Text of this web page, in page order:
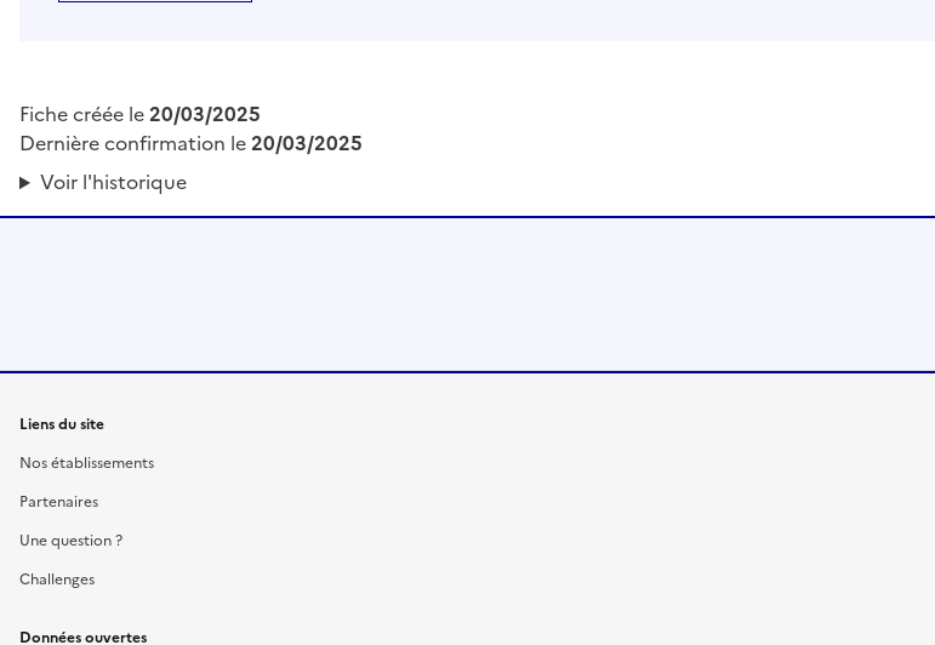
Fiche créée le20/03/2025
Dernière confirmation le20/03/2025
Voir l'historique
Liens du site
Nos établissements
Partenaires
Une question ?
Challenges
Données ouvertes